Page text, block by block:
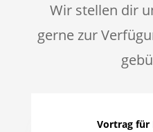
Wir stellen dir
gerne zur
Vortrag für